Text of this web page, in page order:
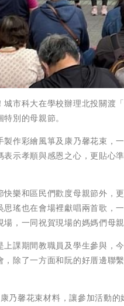
市科大在學校辦理北投關渡
別的母親節。
作彩繪風箏及康乃馨花束，
示孝順與感恩之心，更貼心
樂和區民們歡度母親節外，
瑤也在會場裡獻唱兩首歌，
，一同祝賀現場的媽媽們母親
課期間教職員及學生參與，
除了一方面和阮的好厝邊聯
乃馨花束材料，讓參加活動